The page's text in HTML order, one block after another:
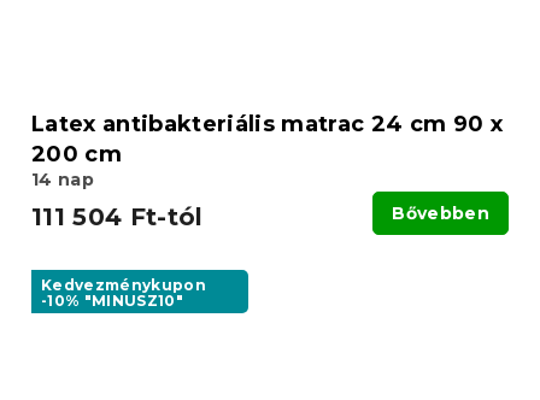
Latex antibakteriális matrac 24 cm 90 x
200 cm
14 nap
111 504 Ft-tól Bővebben
Kedvezménykupon
-10% "MINUSZ10"